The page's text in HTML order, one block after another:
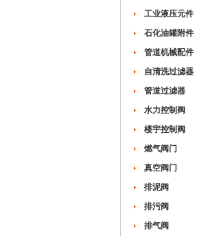
工业液压元件
石化油罐附件
管道机械配件
自清洗过滤器
管道过滤器
水力控制阀
楼宇控制阀
燃气阀门
真空阀门
排泥阀
排污阀
排气阀